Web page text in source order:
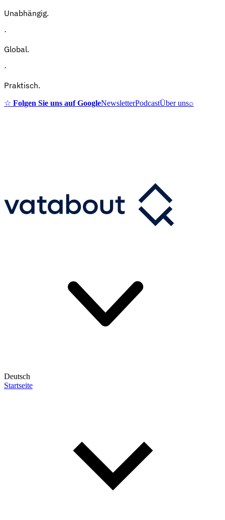
Unabhängig.
·
Global.
·
Praktisch.
☆ Folgen Sie uns auf GoogleNewsletterPodcastÜber uns⌕
Deutsch
Startseite